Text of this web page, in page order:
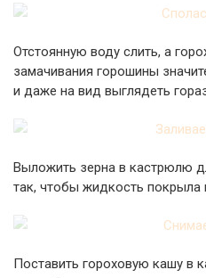
Отстоянную воду слить, а
замачивания горошины
и даже на вид выглядеть
Выложить зерна в кастрюлю
так, чтобы жидкость покрыла
Поставить гороховую кашу в